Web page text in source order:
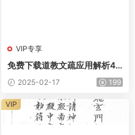
VIP专享
免费下载道教文疏应用解析43
0页电子版
2025-02-17 199
VIP